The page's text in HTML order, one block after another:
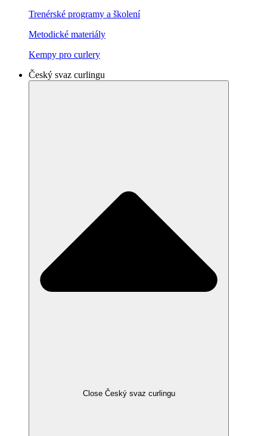
Trenérské programy a školení
Metodické materiály
Kempy pro curlery
Český svaz curlingu
Close Český svaz curlingu